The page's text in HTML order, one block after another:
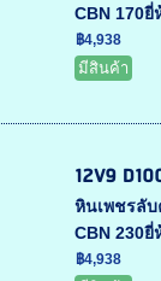
CBN 170
฿4,938
มีสินค้า
12V9
หินเพชรลับ
CBN 230
฿4,938